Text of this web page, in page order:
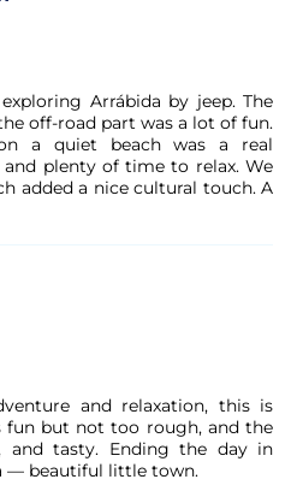
instante. Nuestro colaborador
rápida para garantizar la
recibirá la confirmación
pago?
Arrábida by jeep. The
off-road part was a lot of fun.
a quiet beach was a real
plenty of time to relax. We
added a nice cultural touch. A
and relaxation, this is
fun but not too rough, and the
and tasty. Ending the day in
— beautiful little town.